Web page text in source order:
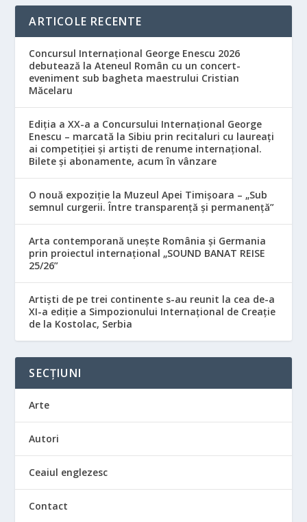
ARTICOLE RECENTE
Concursul Internațional George Enescu 2026
debutează la Ateneul Român cu un concert-
eveniment sub bagheta maestrului Cristian
Măcelaru
Ediția a XX-a a Concursului Internațional George
Enescu – marcată la Sibiu prin recitaluri cu laureați
ai competiției și artiști de renume internațional.
Bilete și abonamente, acum în vânzare
O nouă expoziție la Muzeul Apei Timișoara – „Sub
semnul curgerii. Între transparență și permanență”
Arta contemporană unește România și Germania
prin proiectul internațional „SOUND BANAT REISE
25/26”
Artiști de pe trei continente s-au reunit la cea de-a
XI-a ediție a Simpozionului Internațional de Creație
de la Kostolac, Serbia
SECȚIUNI
Arte
Autori
Ceaiul englezesc
Contact